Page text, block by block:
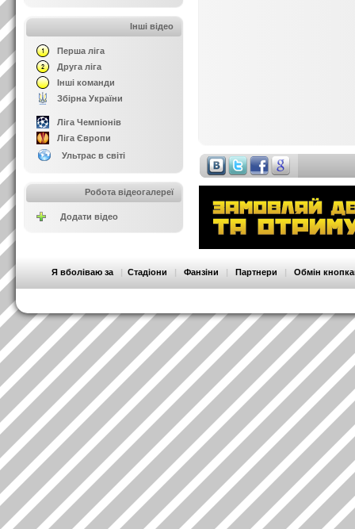
Інші відео
Перша ліга
Друга ліга
Інші команди
Збірна України
Ліга Чемпіонів
Ліга Європи
Ультрас в світі
Робота відеогалереї
Додати відео
Я вболіваю за | Стадіони | Фанзіни | Партнери | Обмін